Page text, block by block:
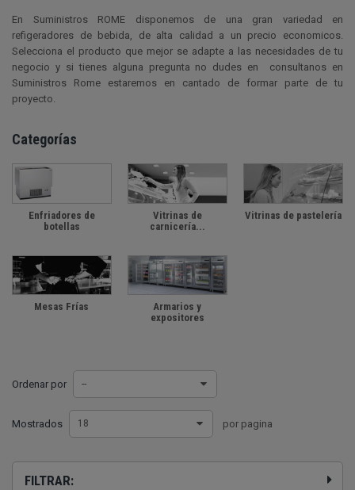
En Suministros ROME disponemos de una gran variedad en
refigeradores de bebida, de alta calidad a un precio economicos.
Selecciona el producto que mejor se adapte a las necesidades de tu
negocio y si tienes alguna pregunta no dudes en consultanos en
Suministros Rome estaremos en cantado de formar parte de tu
proyecto.
Categorías
Enfriadores de
botellas
Vitrinas de
carnicería...
Vitrinas de pastelería
Mesas Frías
Armarios y
expositores
Ordenar por --
Mostrados 18 por pagina
FILTRAR: